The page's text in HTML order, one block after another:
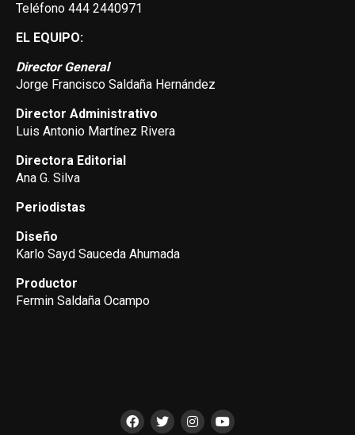
Teléfono 444 2440971
EL EQUIPO:
Director General
Jorge Francisco Saldaña Hernández
Director Administrativo
Luis Antonio Martínez Rivera
Directora Editorial
Ana G. Silva
Periodistas
Diseño
Karlo Sayd Sauceda Ahumada
Productor
Fermin Saldaña Ocampo